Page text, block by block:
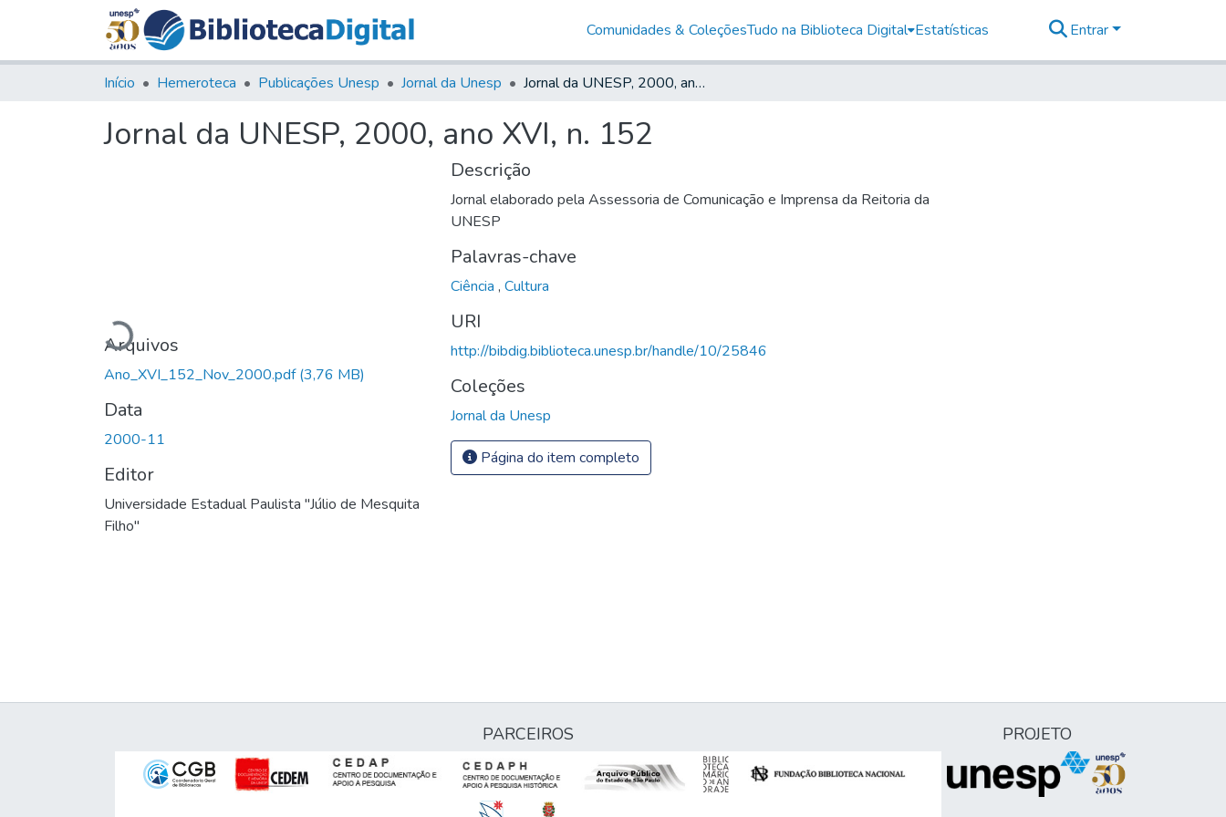
Comunidades & ColeçõesTudo na Biblioteca Digital Estatísticas Entrar
Início Hemeroteca Publicações Unesp Jornal da Unesp Jornal da UNESP, 2000, ano XVI, n. 152
Jornal da UNESP, 2000, ano XVI, n. 152
Carregando...
Arquivos
Ano_XVI_152_Nov_2000.pdf(3,76 MB)
Data
2000-11
Editor
Universidade Estadual Paulista "Júlio de Mesquita
Filho"
Descrição
Jornal elaborado pela Assessoria de Comunicação e Imprensa da Reitoria da
UNESP
Palavras-chave
Ciência , Cultura
URI
http://bibdig.biblioteca.unesp.br/handle/10/25846
Coleções
Jornal da Unesp
Página do item completo
PARCEIROS PROJETO